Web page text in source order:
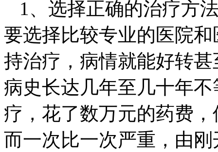
1、选择正确的治疗方
要选择比较专业的医院
持治疗，病情就能好转
病史长达几年至几十年
疗，花了数万元的药费
而一次比一次严重，由